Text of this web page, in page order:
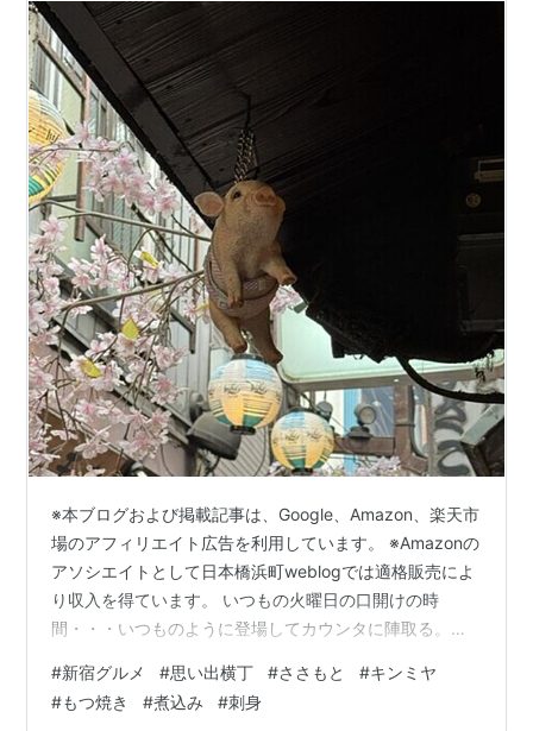
※本ブログおよび掲載記事は、Google、Amazon、楽天市
場のアフィリエイト広告を利用しています。 ※Amazonの
アソシエイトとして日本橋浜町weblogでは適格販売によ
り収入を得ています。 いつもの火曜日の口開けの時
間・・・いつものように登場してカウンタに陣取る。ふ
活していた。 いつの間にか入口のブタさんが復活してま
したw 昨年ごろからかささもとには毎週火曜日に来ると
#新宿グルメ #思い出横丁 #ささもと #キンミヤ
#もつ焼き #煮込み #刺身